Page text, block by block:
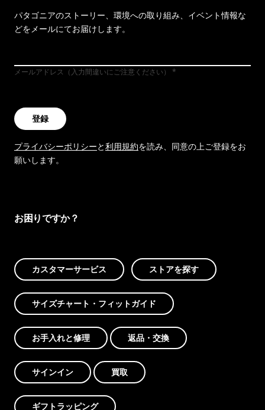
パタゴニアのストーリー、環境への取り組み、イベント情報な
どをメールにてお届けします。
メールアドレス（入力間違いにご注意ください）
登録
プライバシーポリシーと利用規約を読み、同意の上ご登録をお
願いします。
お困りですか？
カスタマーサービス ストアを探す
サイズチャート・フィットガイド
お手入れと修理 返品・交換
サインイン 買取
ギフトラッピング